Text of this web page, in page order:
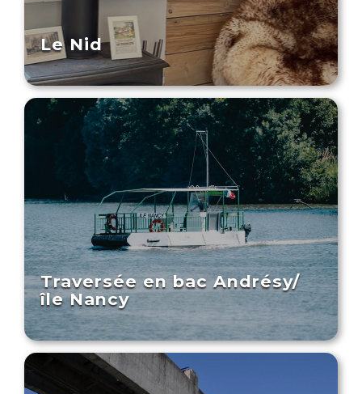
Le Nid
Traversée en bac Andrésy/
île Nancy